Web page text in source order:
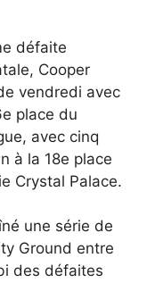
défaite
Cooper
vendredi avec
place du
avec cinq
à la 18e place
Crystal Palace.
une série de
Ground entre
des défaites